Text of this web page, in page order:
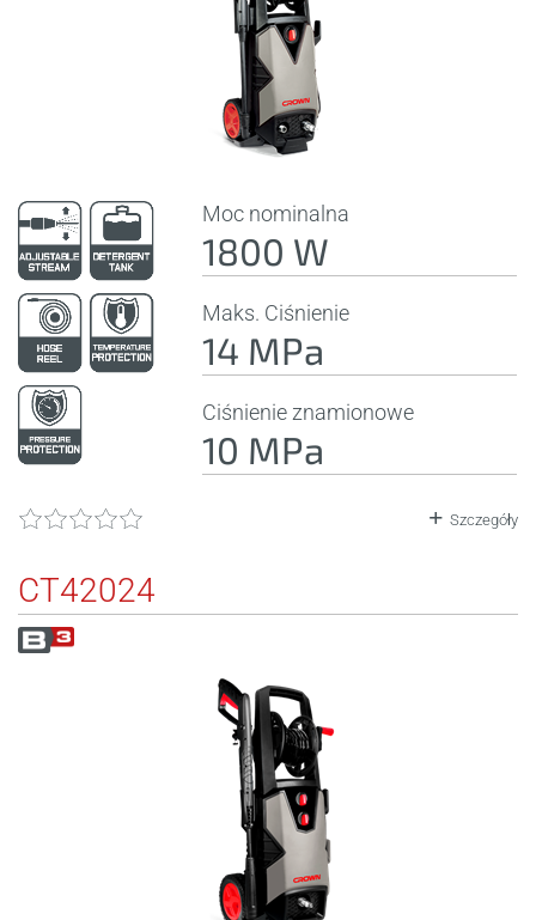
Moc nominalna
1800 W
Maks. Ciśnienie
14 MPa
Ciśnienie znamionowe
10 MPa
Szczegóły
CT42024